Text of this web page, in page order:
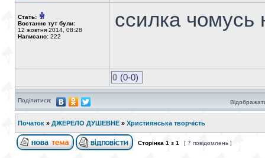
Стать:
Востаннє тут були:
12 жовтня 2014, 08:28
Написано: 222
ссилка чомусь
0 (0-0)
Поділитися:
Початок » ДЖЕРЕЛО ДУШЕВНЕ » Християнська творчість
Сторінка 1 з 1 [ 7 повідомлень ]